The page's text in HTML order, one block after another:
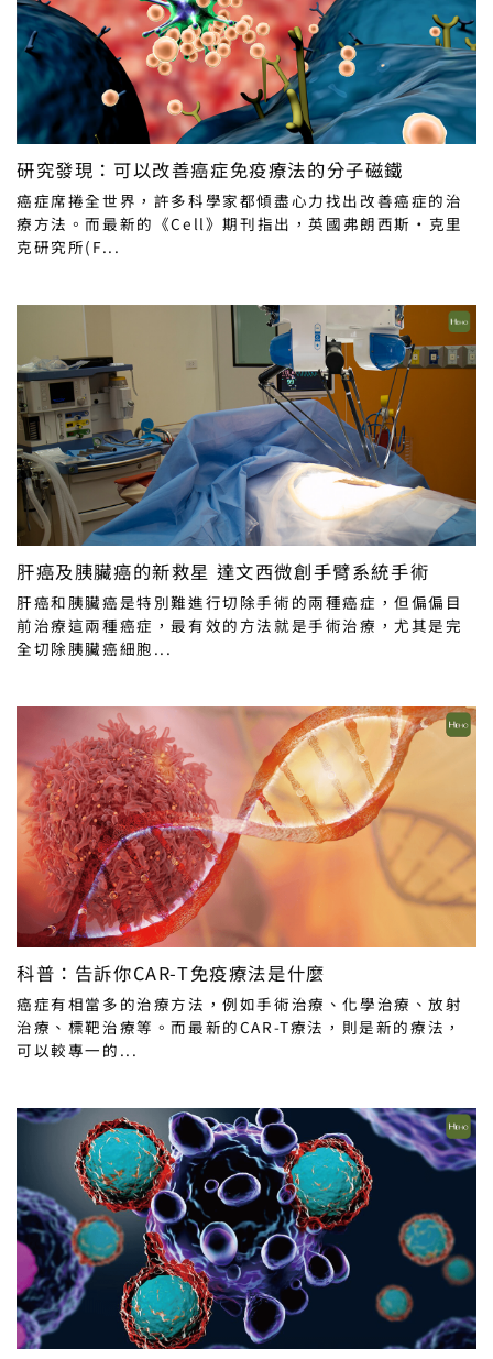
研究發現：可以改善癌症免疫療法的分子磁鐵
癌症席捲全世界，許多科學家都傾盡心力找出改善癌症的治
療方法。而最新的《Cell》期刊指出，英國弗朗西斯·克里
克研究所(F...
肝癌及胰臟癌的新救星 達文西微創手臂系統手術
肝癌和胰臟癌是特別難進行切除手術的兩種癌症，但偏偏目
前治療這兩種癌症，最有效的方法就是手術治療，尤其是完
全切除胰臟癌細胞...
科普：告訴你CAR-T免疫療法是什麼
癌症有相當多的治療方法，例如手術治療、化學治療、放射
治療、標靶治療等。而最新的CAR-T療法，則是新的療法，
可以較專一的...